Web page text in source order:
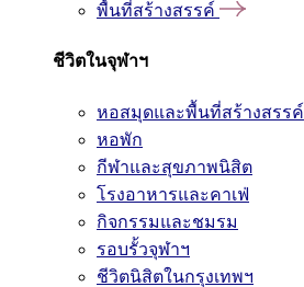
พื้นที่สร้างสรรค์
ชีวิตในจุฬาฯ
หอสมุดและพื้นที่สร้างสรรค์
หอพัก
กีฬาและสุขภาพนิสิต
โรงอาหารและคาเฟ่
กิจกรรมและชมรม
รอบรั้วจุฬาฯ
ชีวิตนิสิตในกรุงเทพฯ